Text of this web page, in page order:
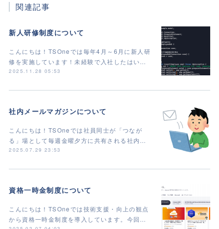
関連記事
新人研修制度について
こんにちは！TSOneでは毎年4月～6月に新人研
修を実施しています！未経験で入社したはい…
2025.11.28 05:53
社内メールマガジンについて
こんにちは！TSOneでは社員同士が「つなが
る」場として毎週金曜夕方に共有される社内…
2025.07.29 23:53
資格一時金制度について
こんにちは！TSOneでは技術支援・向上の観点
から資格一時金制度を導入しています。今回…